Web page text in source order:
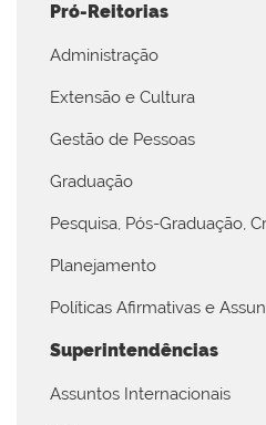
Pró-Reitorias
Administração
Extensão e Cultura
Gestão de Pessoas
Graduação
Pesquisa, Pós-Graduação,
Planejamento
Políticas Afirmativas e
Superintendências
Assuntos Internacionais